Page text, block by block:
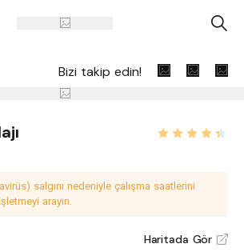
A
Bizi takip edin!
salgını nedeniyle çalışma saatlerini
arayın.
Haritada Gör V